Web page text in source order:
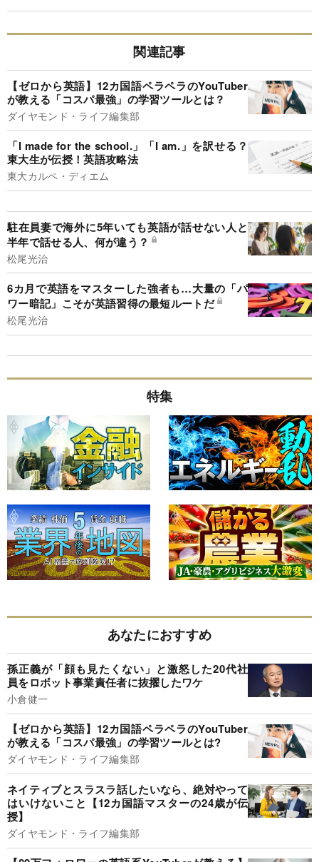
関連記事
【ゼロから英語】12カ国語ペラペラのYouTuber
が教える「コスパ最強」の学習ツールとは？
ダイヤモンド・ライフ編集部
「I made for the school.」「I am.」を訳せる？
東大生が伝授！英語攻略法
東大カルペ・ディエム
駐在員妻で海外に5年いても英語が話せない人と
半年で話せる人、何が違う？
松尾光治
6カ月で英語をマスターした強者も…大量の「パ
ワー暗記」こそが英語習得の最短ルートだ
松尾光治
特集
あなたにおすすめ
孫正義が「顔も見たくない」と激怒した20代社
員をロボット事業責任者に抜擢したワケ
小倉健一
【ゼロから英語】12カ国語ペラペラのYouTuber
が教える「コスパ最強」の学習ツールとは?
ダイヤモンド・ライフ編集部
ネイティブとスラスラ話したいなら、絶対やって
はいけないこと【12カ国語マスターの24歳が伝
授】
ダイヤモンド・ライフ編集部